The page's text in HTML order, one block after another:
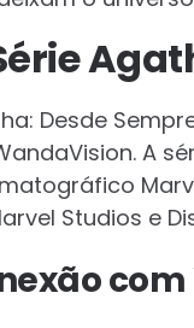
Desde
A
Studios e
com